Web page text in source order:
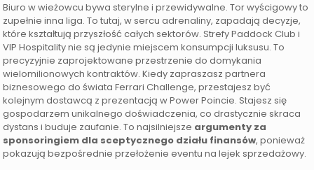
Biuro w wieżowcu bywa sterylne i przewidywalne. Tor wyścigowy to
zupełnie inna liga. To tutaj, w sercu adrenaliny, zapadają decyzje,
które kształtują przyszłość całych sektorów. Strefy Paddock Club i
VIP Hospitality nie są jedynie miejscem konsumpcji luksusu. To
precyzyjnie zaprojektowane przestrzenie do domykania
wielomilionowych kontraktów. Kiedy zapraszasz partnera
biznesowego do świata Ferrari Challenge, przestajesz być
kolejnym dostawcą z prezentacją w Power Poincie. Stajesz się
gospodarzem unikalnego doświadczenia, co drastycznie skraca
dystans i buduje zaufanie. To najsilniejsze argumenty za
sponsoringiem dla sceptycznego działu finansów, ponieważ
pokazują bezpośrednie przełożenie eventu na lejek sprzedażowy.